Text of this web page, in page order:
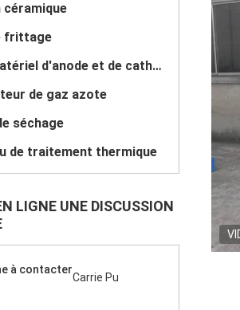
céramique
frittage
Four matériel d'anode et de cathode
de gaz azote
séchage
de traitement thermique
LIGNE UNE DISCUSSION
à contacter
Carrie Pu